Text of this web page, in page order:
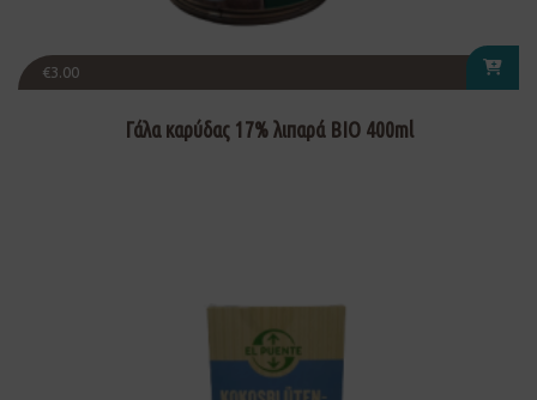
€3.00
Γάλα καρύδας 17% λιπαρά ΒΙΟ 400ml